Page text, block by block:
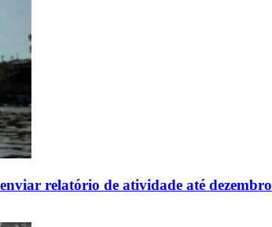
relatório de atividade até dezembro